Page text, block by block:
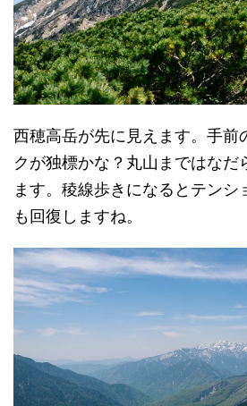
西穂高岳が先に見えます。手前
クが独標かな？丸山まではなだ
ます。稜線歩きになるとテンシ
も回復しますね。